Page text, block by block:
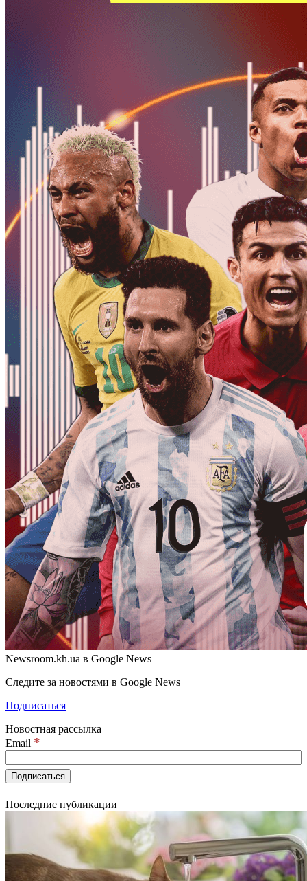
Newsroom.kh.ua в Google News
Следите за новостями в Google News
Подписаться
Новостная рассылка
Email *
Последние публикации